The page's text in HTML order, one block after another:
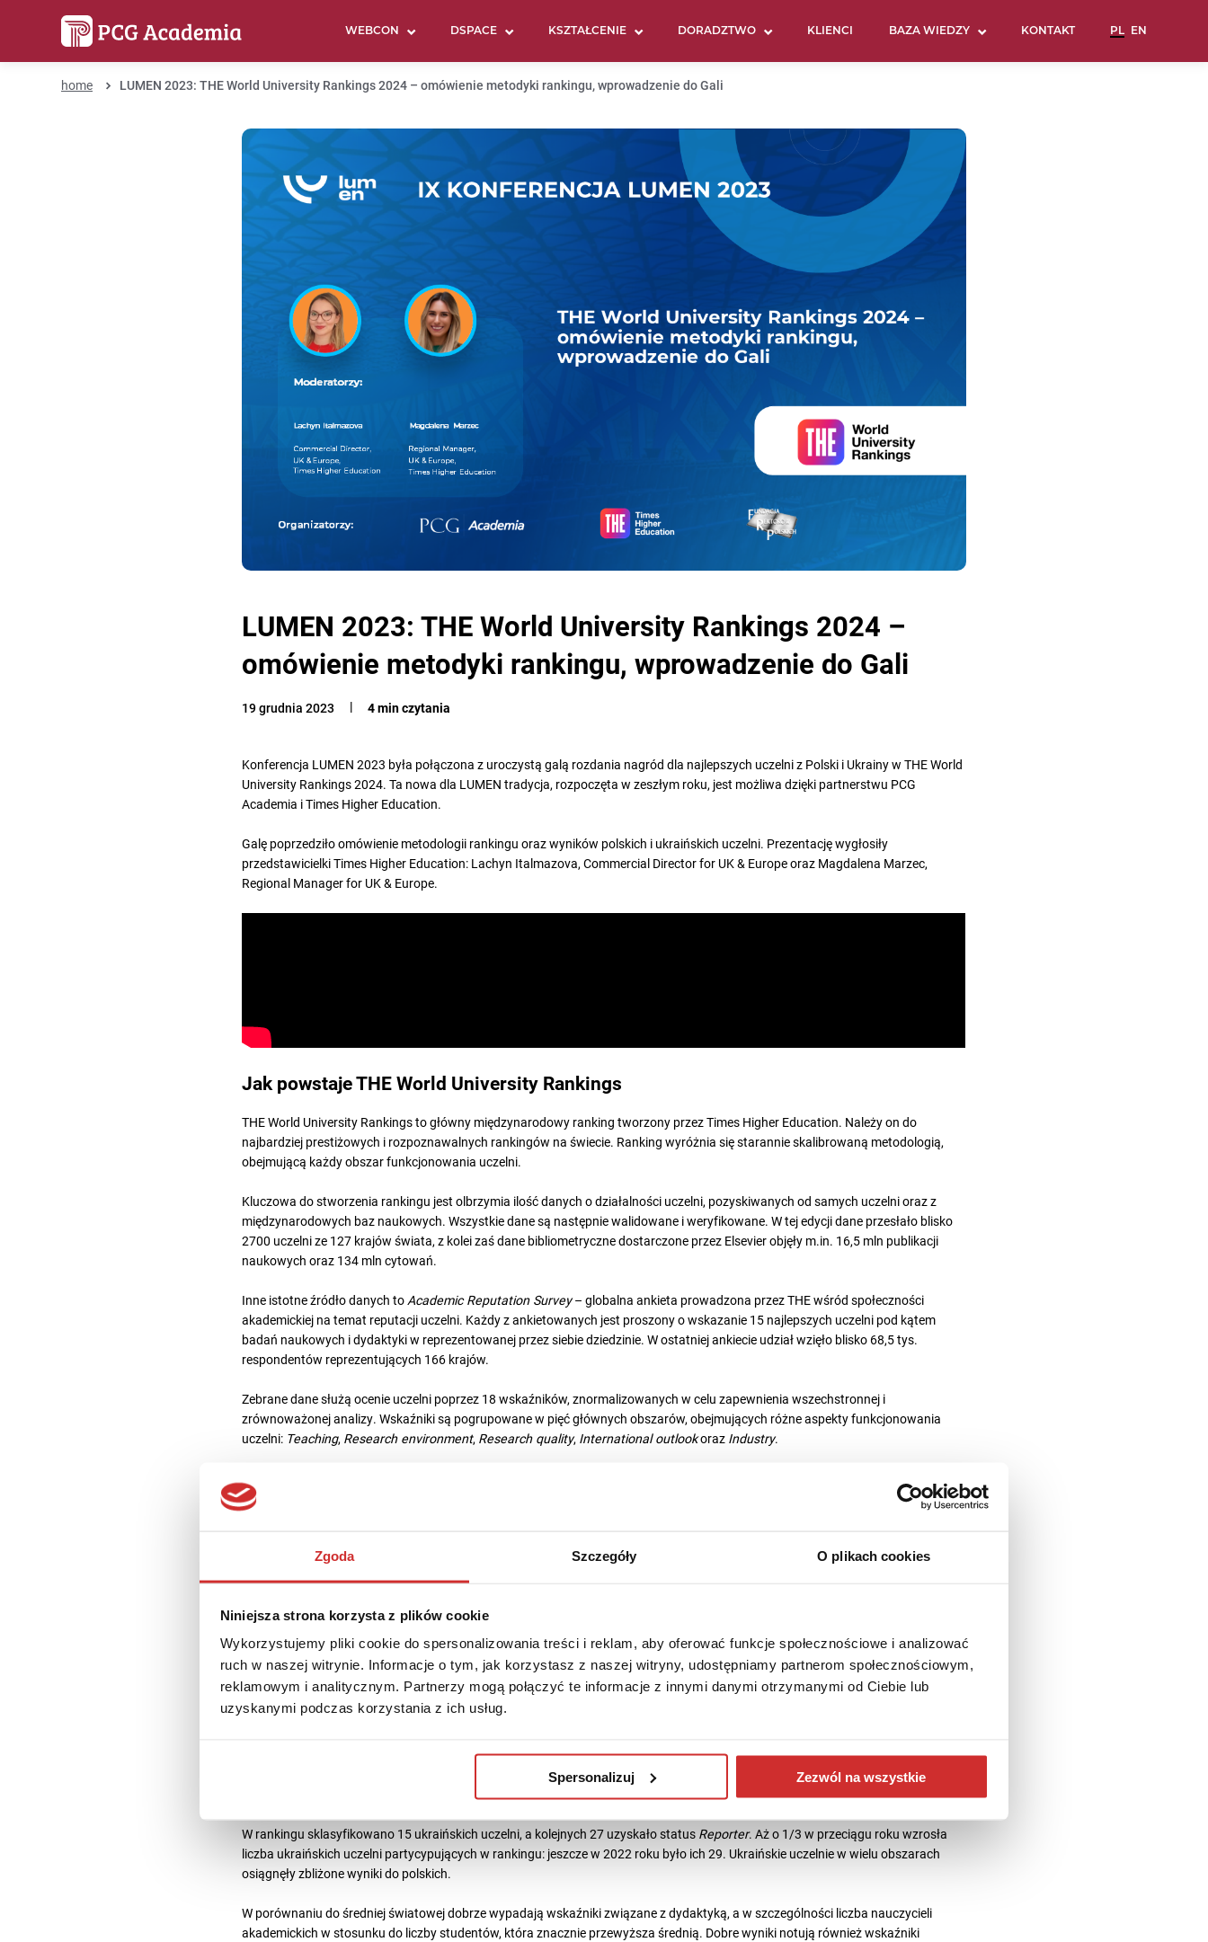
Zgoda Szczegóły O plikach cookies
Niniejsza strona korzysta z plików cookie
Wykorzystujemy pliki cookie do spersonalizowania treści i reklam, aby oferować funkcje społecznościowe i analizować
ruch w naszej witrynie. Informacje o tym, jak korzystasz z naszej witryny, udostępniamy partnerom społecznościowym,
reklamowym i analitycznym. Partnerzy mogą połączyć te informacje z innymi danymi otrzymanymi od Ciebie lub
uzyskanymi podczas korzystania z ich usług.
Spersonalizuj Zezwól na wszystkie
WEBCON DSPACE KSZTAŁCENIE DORADZTWO KLIENCI BAZA WIEDZY KONTAKT
home LUMEN 2023: THE World University Rankings 2024 – omówienie metodyki rankingu, wprowadzenie do Gali
LUMEN 2023: THE World University Rankings 2024 –
omówienie metodyki rankingu, wprowadzenie do Gali
19 grudnia 2023 4 min czytania
Konferencja LUMEN 2023 była połączona z uroczystą galą rozdania nagród dla najlepszych uczelni z Polski i Ukrainy w THE World
University Rankings 2024. Ta nowa dla LUMEN tradycja, rozpoczęta w zeszłym roku, jest możliwa dzięki partnerstwu PCG
Academia iTimes Higher Education.
Galę poprzedziło omówienie metodologii rankingu oraz wyników polskich i ukraińskich uczelni. Prezentację wygłosiły
przedstawicielkiTimes Higher Education: Lachyn Italmazova, Commercial Director for UK & Europe oraz Magdalena Marzec,
Regional Manager for UK & Europe.
Jak powstaje THE World University Rankings
THE World University Rankings to główny międzynarodowy ranking tworzony przez Times Higher Education. Należy on do
najbardziej prestiżowych i rozpoznawalnych rankingów na świecie. Ranking wyróżnia się starannie skalibrowaną metodologią,
obejmującą każdy obszar funkcjonowania uczelni.
Kluczowa do stworzenia rankingu jest olbrzymia ilość danych o działalności uczelni, pozyskiwanych od samych uczelni oraz z
międzynarodowych baz naukowych. Wszystkie dane są następnie walidowane i weryfikowane. W tej edycji dane przesłało blisko
2700 uczelni ze 127 krajów świata, z kolei zaś dane bibliometryczne dostarczone przez Elsevier objęły m.in. 16,5 mln publikacji
naukowych oraz 134 mln cytowań.
Inne istotne źródło danych to Academic Reputation Survey– globalna ankieta prowadzona przez THE wśród społeczności
akademickiej na temat reputacji uczelni. Każdy z ankietowanych jest proszony o wskazanie 15 najlepszych uczelni pod kątem
badań naukowych i dydaktyki w reprezentowanej przez siebie dziedzinie. W ostatniej ankiecie udział wzięło blisko 68,5 tys.
respondentów reprezentujących 166 krajów.
Zebrane dane służą ocenie uczelni poprzez 18 wskaźników, znormalizowanych w celu zapewnienia wszechstronnej i
zrównoważonej analizy. Wskaźniki są pogrupowane w pięć głównych obszarów, obejmujących różne aspekty funkcjonowania
uczelni: Teaching, Research environment, Research quality, International outlookoraz Industry.
Wyniki polskich uczelni w
Wśród 108 krajów,
Partycypacja uczelni z Polski w rankingu szybko rośnie – z 19 uczelni w 2021 roku do 39 w tej edycji.
trendy są zgodne ze tendencjami dla średniej światowej. W podanym przedziale czasu najwięcej wzrosły wyniki Polski w obszarze
Research quality . Poprawiają się również wskaźniki związane z umiędzynarodowieniem, jednak nadal w tym obszarze wypadamy
słabiej niż średnia europejska, szczególnie w zakresie międzynarodowego współautorstwa publikacji.
Poprawę polskie uczelnie notują także w takich wskaźnikach jak stosunek liczby pracowników do liczby studentów, przychód z
badań w stosunku do liczby pracowników, liczba publikacji w przeliczeniu na liczbę pracowników oraz reputacja (zarówno w
liczby studentów I stopnia, FWCI, zagraniczna kadra czy dochody w przeliczeniu na liczbę pracowników.
Wyniki ukraińskich uczelni wTHE World University Rankings 2024
W rankingu sklasyfikowano 15 ukraińskich uczelni, a kolejnych 27 uzyskało status Reporter. Aż o 1/3 w przeciągu roku wzrosła
liczba ukraińskich uczelni partycypujących w rankingu: jeszcze w 2022 roku było ich 29. Ukraińskie uczelnie w wielu obszarach
osiągnęły zbliżone wyniki do polskich.
W porównaniu do średniej światowej dobrze wypadają wskaźniki związane z dydaktyką, a w szczególności liczba nauczycieli
akademickich w stosunku do liczby studentów, która znacznie przewyższa średnią. Dobre wyniki notują również wskaźniki